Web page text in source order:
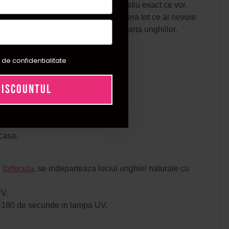
special pentru toate femeile care stiu exact ce vor.
sclipitoare, Cupio The One iti ofera tot ce ai nevoie.
respecta ultimele tendinte din arta unghiilor.
forfecuta, se indeparteaza luciul unghiei naturale cu
de secunde in lampa UV.
de confidentialitate